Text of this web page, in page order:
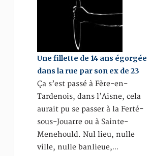
Une fillette de 14 ans égorgée
dans la rue par son ex de 23
Ça s’est passé à Fère-en-
Tardenois, dans l’Aisne, cela
aurait pu se passer à la Ferté-
sous-Jouarre ou à Sainte-
Menehould. Nul lieu, nulle
ville, nulle banlieue,…